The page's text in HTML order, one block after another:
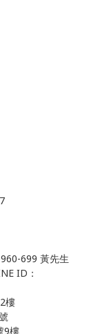
699 黃先生
ID：
樓
9樓